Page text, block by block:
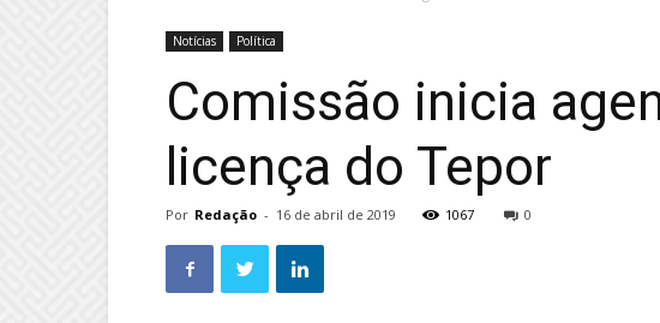
Notícias Política
Comissão inicia
licença do Tepor
Por Redação - 16 de abril de 2019 1067 0